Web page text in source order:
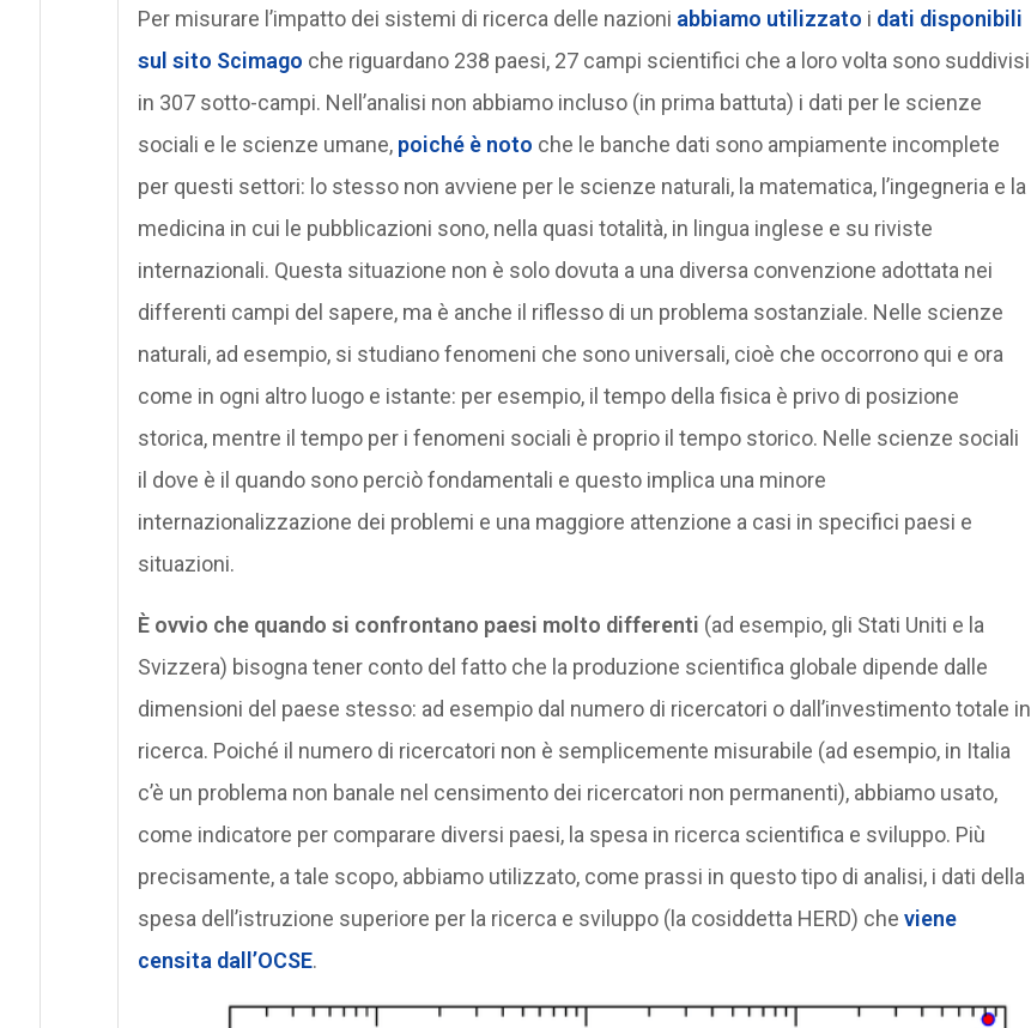
Per misurare l’impatto dei sistemi di ricerca delle nazioni abbiamo utilizzato i dati disponibili
sul sito Scimago che riguardano 238 paesi, 27 campi scientifici che a loro volta sono suddivisi
in 307 sotto-campi. Nell’analisi non abbiamo incluso (in prima battuta) i dati per le scienze
sociali e le scienze umane, poiché è noto che le banche dati sono ampiamente incomplete
per questi settori: lo stesso non avviene per le scienze naturali, la matematica, l’ingegneria e la
medicina in cui le pubblicazioni sono, nella quasi totalità, in lingua inglese e su riviste
internazionali. Questa situazione non è solo dovuta a una diversa convenzione adottata nei
differenti campi del sapere, ma è anche il riflesso di un problema sostanziale. Nelle scienze
naturali, ad esempio, si studiano fenomeni che sono universali, cioè che occorrono qui e ora
come in ogni altro luogo e istante: per esempio, il tempo della fisica è privo di posizione
storica, mentre il tempo per i fenomeni sociali è proprio il tempo storico. Nelle scienze sociali
il dove è il quando sono perciò fondamentali e questo implica una minore
internazionalizzazione dei problemi e una maggiore attenzione a casi in specifici paesi e
situazioni.
È ovvio che quando si confrontano paesi molto differenti (ad esempio, gli Stati Uniti e la
Svizzera) bisogna tener conto del fatto che la produzione scientifica globale dipende dalle
dimensioni del paese stesso: ad esempio dal numero di ricercatori o dall’investimento totale in
ricerca. Poiché il numero di ricercatori non è semplicemente misurabile (ad esempio, in Italia
c’è un problema non banale nel censimento dei ricercatori non permanenti), abbiamo usato,
come indicatore per comparare diversi paesi, la spesa in ricerca scientifica e sviluppo. Più
precisamente, a tale scopo, abbiamo utilizzato, come prassi in questo tipo di analisi, i dati della
spesa dell’istruzione superiore per la ricerca e sviluppo (la cosiddetta HERD) che viene
censita dall’OCSE.